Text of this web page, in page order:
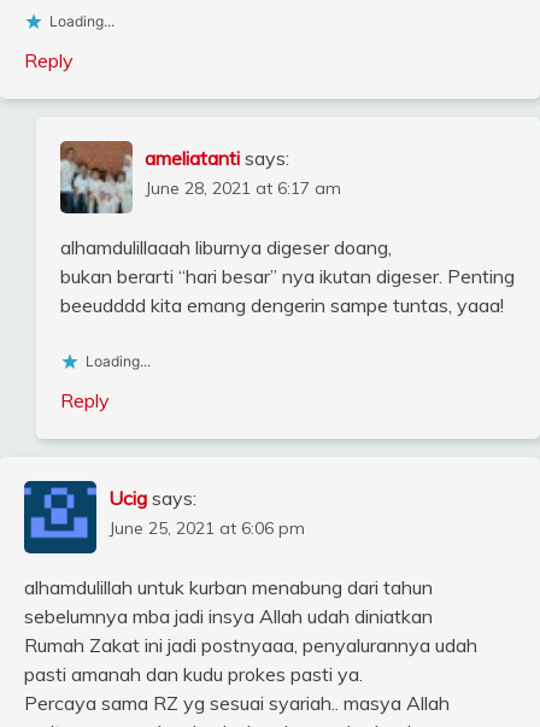
Loading...
Reply
ameliatanti says:
June 28, 2021 at 6:17 am
alhamdulillaaah liburnya digeser doang,
bukan berarti “hari besar” nya ikutan digeser. Penting
beeudddd kita emang dengerin sampe tuntas, yaaa!
Loading...
Reply
Ucig says:
June 25, 2021 at 6:06 pm
alhamdulillah untuk kurban menabung dari tahun
sebelumnya mba jadi insya Allah udah diniatkan
Rumah Zakat ini jadi postnyaaa, penyalurannya udah
pasti amanah dan kudu prokes pasti ya.
Percaya sama RZ yg sesuai syariah.. masya Allah